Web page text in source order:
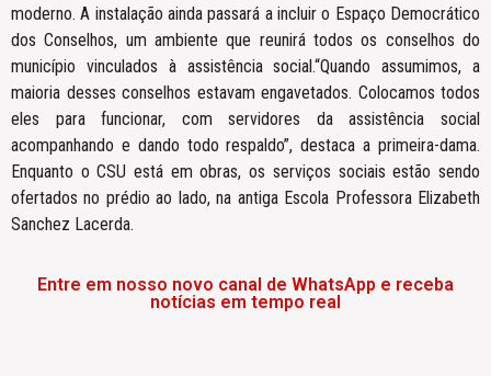
moderno. A instalação ainda passará a incluir o Espaço Democrático
dos Conselhos, um ambiente que reunirá todos os conselhos do
município vinculados à assistência social.“Quando assumimos, a
maioria desses conselhos estavam engavetados. Colocamos todos
eles para funcionar, com servidores da assistência social
acompanhando e dando todo respaldo”, destaca a primeira-dama.
Enquanto o CSU está em obras, os serviços sociais estão sendo
ofertados no prédio ao lado, na antiga Escola Professora Elizabeth
Sanchez Lacerda.
Entre em nosso novo canal de WhatsApp e receba
notícias em tempo real